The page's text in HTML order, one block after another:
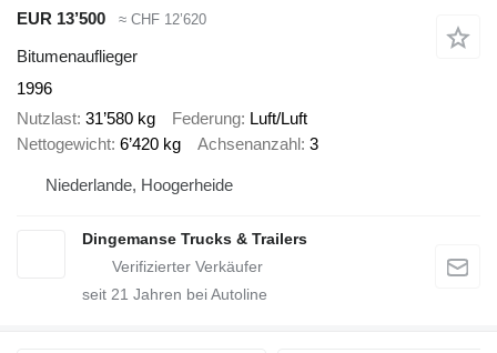
EUR 13’500
≈ CHF 12’620
Bitumenauflieger
1996
Nutzlast 31’580 kg Federung Luft/Luft
Nettogewicht 6’420 kg Achsenanzahl 3
Niederlande, Hoogerheide
Dingemanse Trucks & Trailers
seit 21 Jahren bei Autoline